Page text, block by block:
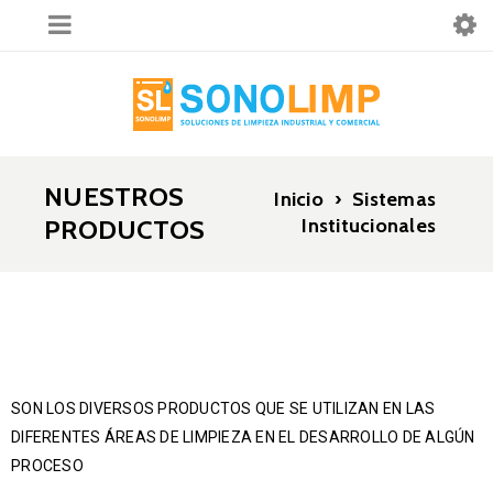
NUESTROS
PRODUCTOS
Inicio › Sistemas
Institucionales
SON LOS DIVERSOS PRODUCTOS QUE SE UTILIZAN EN LAS
DIFERENTES ÁREAS DE LIMPIEZA EN EL DESARROLLO DE ALGÚN
PROCESO